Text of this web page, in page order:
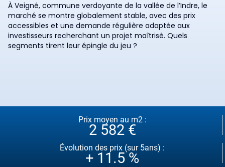
À Veigné, commune verdoyante de la vallée de l’Indre, le
marché se montre globalement stable, avec des prix
accessibles et une demande régulière adaptée aux
investisseurs recherchant un projet maîtrisé. Quels
segments tirent leur épingle du jeu ?
Prix moyen au m2 :
2 582 €
Évolution des prix (sur 5ans) :
+ 11.5 %